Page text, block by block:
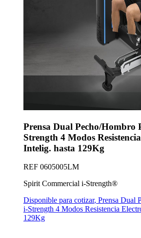
Prensa Dual Pecho/Hombro
Strength 4 Modos
Intelig. hasta 129Kg
REF 0605005LM
Spirit Commercial i-Strength®
Disponible para cotizar, Prensa Dual
i-Strength 4 Modos Resistencia
129Kg